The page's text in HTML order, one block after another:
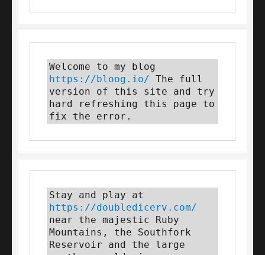
https://bloog.io/ The full
version of this site and try
hard refreshing this page to
fix the error.
https://doubledicerv.com/
near the majestic Ruby
Mountains, the Southfork
Reservoir and the large